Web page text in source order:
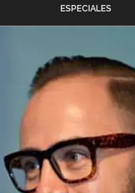
ESPECIALES